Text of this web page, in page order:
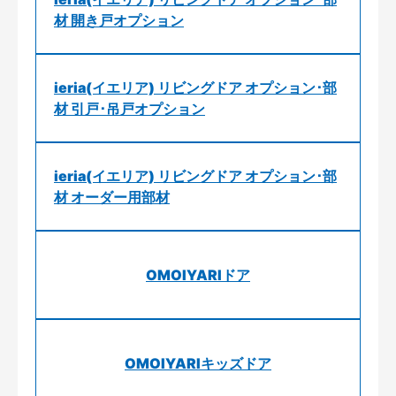
材 開き戸オプション
ieria(イエリア) リビングドア オプション･部
材 引戸･吊戸オプション
ieria(イエリア) リビングドア オプション･部
材 オーダー用部材
OMOIYARIドア
OMOIYARIキッズドア